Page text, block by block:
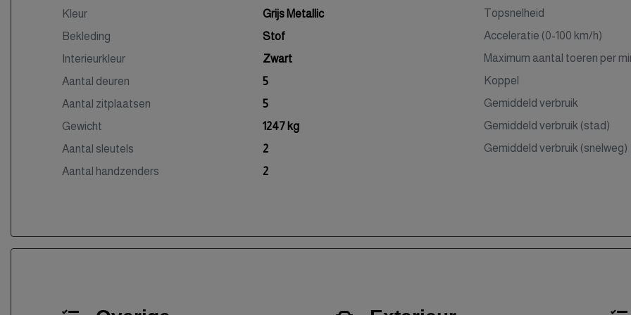
Kleur
Grijs Metallic
Bekleding
Stof
Interieurkleur
Zwart
Aantal deuren
5
Aantal zitplaatsen
5
Gewicht
1247 kg
Aantal sleutels
2
Aantal handzenders
2
Topsnelheid
Acceleratie (0-100 km/h)
Maximum aantal toeren per
Koppel
Gemiddeld verbruik
Gemiddeld verbruik (stad)
Gemiddeld verbruik (snelweg)